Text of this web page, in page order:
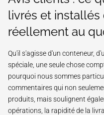
livrés et
réellement au
Qu'il s'agisse d'un conteneur,
spéciale, une seule chose
pourquoi nous sommes
commentaires qui non
produits, mais soulignent
opérations, la rapidité de la